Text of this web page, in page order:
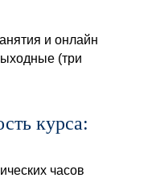
и онлайн
(три
курса:
часов